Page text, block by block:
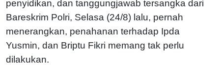
penyidikan, dan tanggungjawab tersangka dari
Bareskrim Polri, Selasa (24/8) lalu, pernah
menerangkan, penahanan terhadap Ipda
Yusmin, dan Briptu Fikri memang tak perlu
dilakukan.